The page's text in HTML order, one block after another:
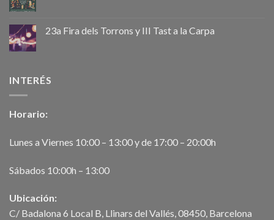
23a Fira dels Torrons y III Tast a la Carpa
INTERÉS
Horario:
Lunes a Viernes 10:00 – 13:00 y de 17:00 – 20:00h
Sábados 10:00h – 13:00
Ubicación:
C/ Badalona 6 Local B, Llinars del Vallés, 08450, Barcelona